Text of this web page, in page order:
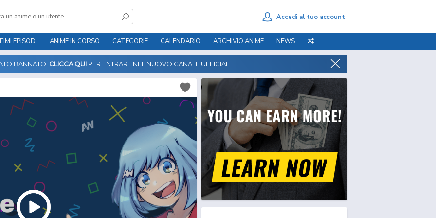
Accedi al tuo account
EPISODI ANIME IN CORSO CATEGORIE CALENDARIO ARCHIVIO ANIME NEWS
BANNATO! CLICCA QUI PER ENTRARE NEL NUOVO CANALE UFFICIALE!